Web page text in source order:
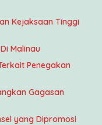
Kejaksaan Tinggi
Malinau
Penegakan
Gagasan
yang Dipromosi